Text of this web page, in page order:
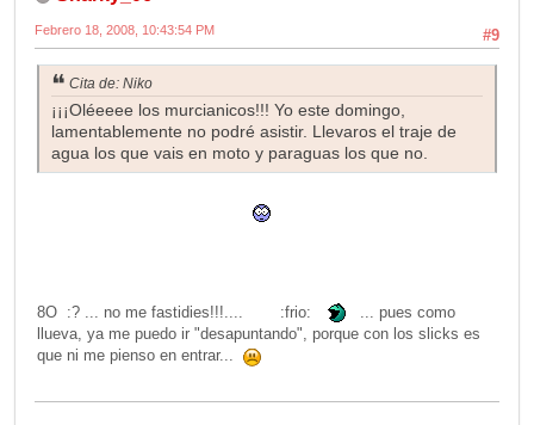
#9
Febrero 18, 2008, 10:43:54 PM
Cita de: Niko
¡¡¡Oléeeee los murcianicos!!! Yo este domingo,
lamentablemente no podré asistir. Llevaros el traje de
agua los que vais en moto y paraguas los que no.
8O :? ... no me fastidies!!!.... :frio:
... pues como
llueva, ya me puedo ir "desapuntando", porque con los slicks es
que ni me pienso en entrar...